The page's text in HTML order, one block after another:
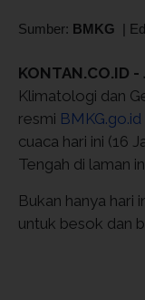
Sumber: BMKG |
KONTAN.CO.ID -
Klimatologi dan
resmi BMKG.go.id
cuaca hari ini (16
Tengah di laman
Bukan hanya hari
untuk besok dan